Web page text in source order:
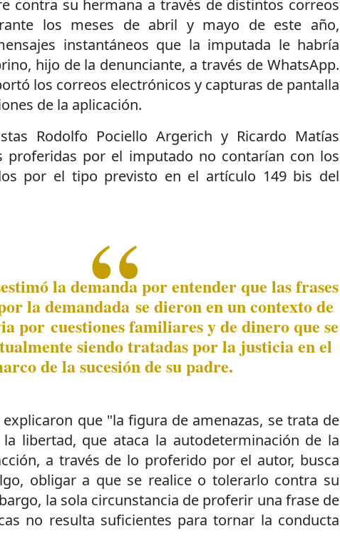
contra su hermana a través de distintos correos
los meses de abril y mayo de este año,
instantáneos que la imputada le habría
hijo de la denunciante, a través de WhatsApp.
los correos electrónicos y capturas de pantalla
de la aplicación.
Rodolfo Pociello Argerich y Ricardo Matías
proferidas por el imputado no contarían con los
por el tipo previsto en el artículo 149 bis del
la demanda por entender que las frases
la demandada se dieron en un contexto de
por cuestiones familiares y de dinero que se
siendo tratadas por la justicia en el
de la sucesión de su padre.
que "la figura de amenazas, se trata de
libertad, que ataca la autodeterminación de la
a través de lo proferido por el autor, busca
obligar a que se realice o tolerarlo contra su
la sola circunstancia de proferir una frase de
no resulta suficientes para tornar la conducta